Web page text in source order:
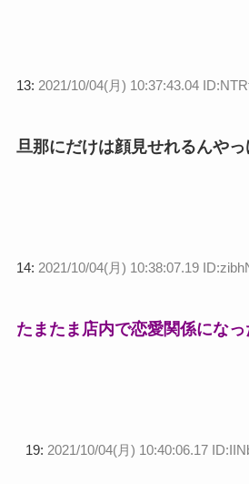
13: 2021/10/04(月) 10:37:43.04
旦那にだけは顔見せれるんやっ
14: 2021/10/04(月) 10:38:07.19
たまたま店内で恋愛関係にな
19: 2021/10/04(月) 10:40:06.17